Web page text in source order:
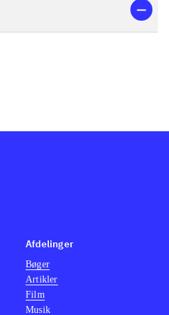
Afdelinger
Bøger
Artikler
Film
Musik